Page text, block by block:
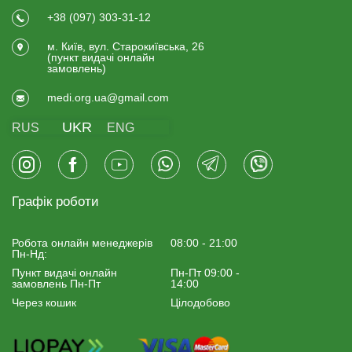
+38 (097) 303-31-12
м. Київ, вул. Старокиївська, 26
(пункт видачi онлайн
замовлень)
medi.org.ua@gmail.com
RUS UKR ENG
Графік роботи
Робота онлайн менеджерiв
Пн-Нд:
08:00 - 21:00
Пункт видачі онлайн
замовлень Пн-Пт
Пн-Пт 09:00 -
14:00
Через кошик
Цілодобово